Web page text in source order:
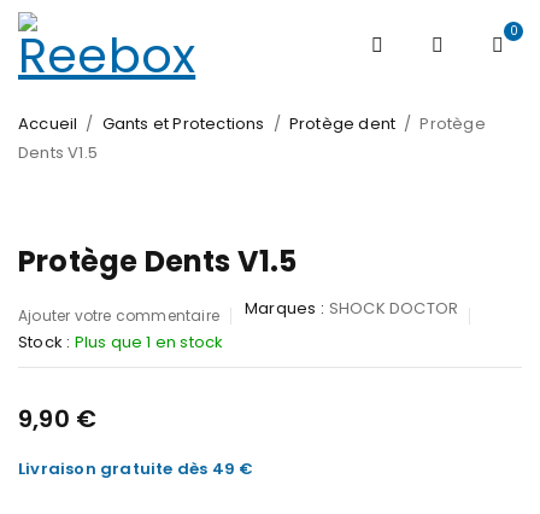
0
Accueil / Gants et Protections / Protège dent / Protège
Dents V1.5
Protège Dents V1.5
Ajouter votre commentaire Marques : SHOCK DOCTOR
Stock : Plus que 1 en stock
9,90 €
Livraison gratuite dès 49 €